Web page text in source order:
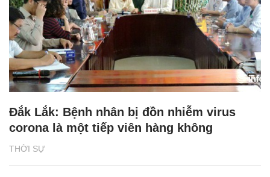
THỜI SỰ
Đắk Lắk: Bệnh nhân bị đồn nhiễm virus
corona là một tiếp viên hàng không